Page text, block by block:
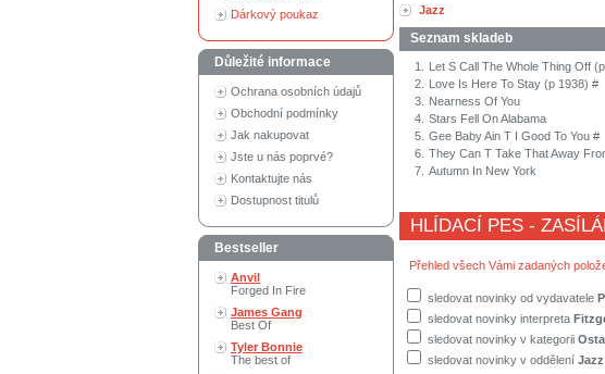
Dárkový poukaz
Důležité informace
Ochrana osobních údajů
Obchodní podmínky
Jak nakupovat
Jste u nás poprvé?
Kontaktujte nás
Dostupnost titulů
Bestseller
Anvil
Forged In Fire
James Gang
Best Of
Tyler Bonnie
The best of
Jazz
Seznam skladeb
1.
Let S Call The Whole Thing Off
2.
Love Is Here To Stay (p 1938) #
3.
Nearness Of You
4. Stars Fell On Alabama
5. Gee Baby Ain T I Good To You #
6. They Can T Take That Away
7. Autumn In New York
HLÍDACÍ PES -
Přehled všech Vámi zadaných
sledovat novinky od vydavatele
sledovat novinky interpreta
sledovat novinky v kategorii
sledovat novinky v oddělení Jazz